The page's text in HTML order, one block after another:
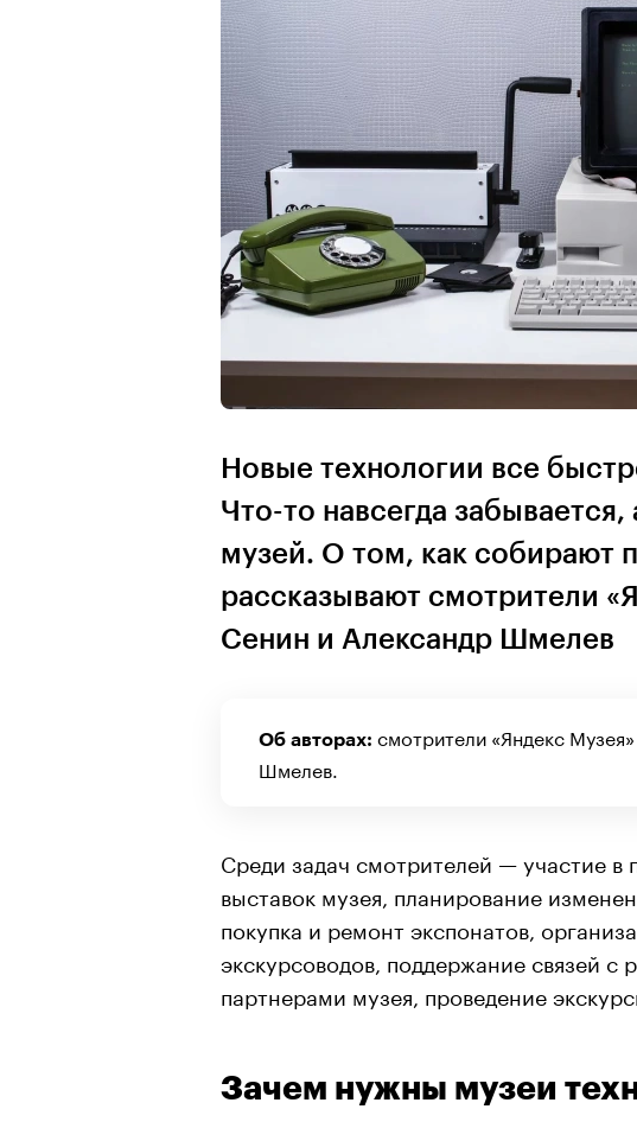
Новые технологии все
Что-то навсегда забывается,
музей. О том, как собирают
рассказывают смотрители
Сенин и Александр Шмелев
Об авторах: смотрители «Яндекс
Шмелев.
Среди задач смотрителей — участие в
выставок музея, планирование
покупка и ремонт экспонатов,
экскурсоводов, поддержание связей
партнерами музея, проведение
Зачем нужны музеи